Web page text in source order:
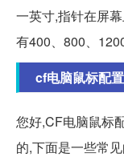
一英寸,指针在屏
有400、800、
cf电脑鼠标配
您好,CF电脑鼠标
的,下面是一些常